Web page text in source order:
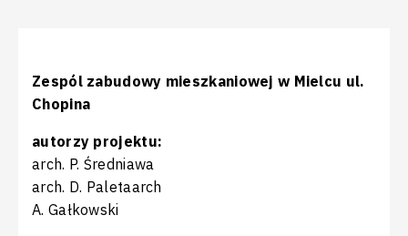
Zespól zabudowy mieszkaniowej w Mielcu ul.
Chopina
autorzy projektu:
arch. P. Średniawa
arch. D. Paletaarch
A. Gałkowski